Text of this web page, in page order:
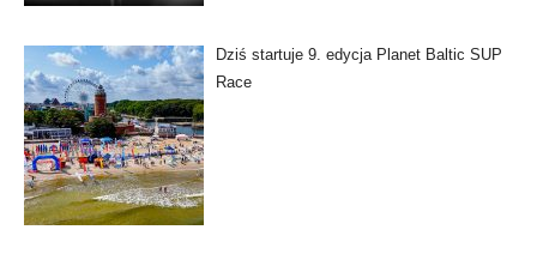
Dziś startuje 9. edycja Planet Baltic SUP
Race